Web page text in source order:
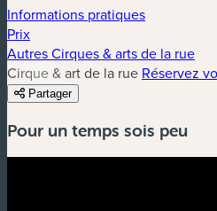
Informations pratiques
Prix
Autres Cirques & arts de la rue
Cirque & art de la rue Réservez
Partager
Pour un temps sois peu